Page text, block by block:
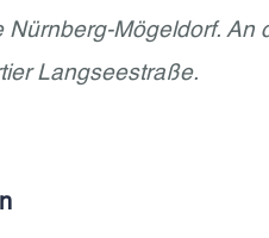
Mögeldorf.
Langseestraße.